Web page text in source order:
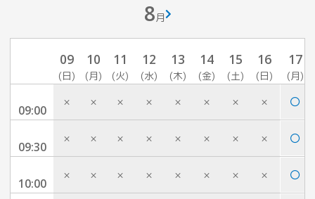
8月
09
(日)
10
(月)
11
(火)
12
(水)
13
(木)
14
(金)
15
(土)
16
(日)
17
(月)
09:00
× × × × × × × ×
09:30
× × × × × × × ×
10:00
× × × × × × × ×